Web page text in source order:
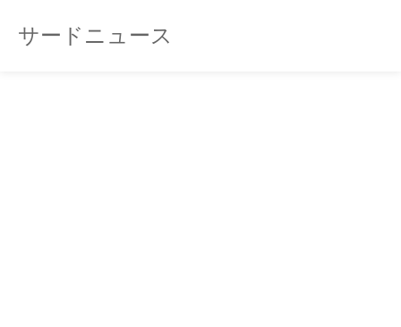
サードニュース